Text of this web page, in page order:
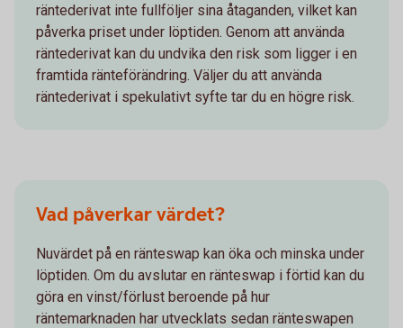
räntederivat inte fullföljer sina åtaganden, vilket kan
påverka priset under löptiden. Genom att använda
räntederivat kan du undvika den risk som ligger i en
framtida ränteförändring. Väljer du att använda
räntederivat i spekulativt syfte tar du en högre risk.
Vad påverkar värdet?
Nuvärdet på en ränteswap kan öka och minska under
löptiden. Om du avslutar en ränteswap i förtid kan du
göra en vinst/förlust beroende på hur
räntemarknaden har utvecklats sedan ränteswapen